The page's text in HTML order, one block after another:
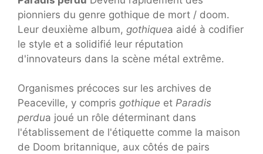
pionniers du genre gothique de mort / doom.
Leur deuxième album, gothiquea aidé à codifier
le style et a solidifié leur réputation
d'innovateurs dans la scène métal extrême.
Organismes précoces sur les archives de
Peaceville, y compris gothique et Paradis
perdua joué un rôle déterminant dans
l'établissement de l'étiquette comme la maison
de Doom britannique, aux côtés de pairs